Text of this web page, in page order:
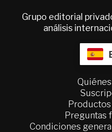
Grupo editorial
análisis
Preguntas
Condiciones